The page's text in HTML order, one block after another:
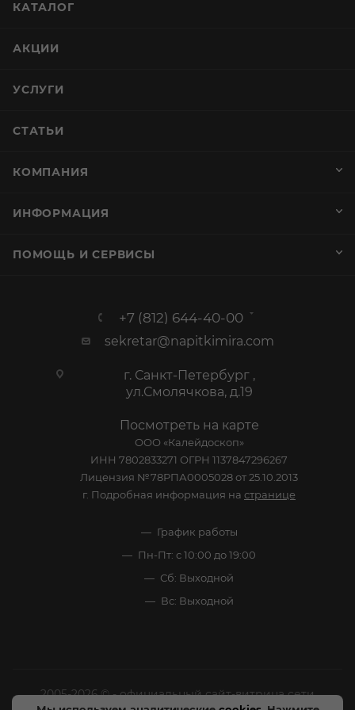
КАТАЛОГ
АКЦИИ
УСЛУГИ
СТАТЬИ
КОМПАНИЯ
ИНФОРМАЦИЯ
ПОМОЩЬ И СЕРВИСЫ
+7 (812) 644-40-00
sekretar@napitkimira.com
г. Санкт-Петербург ,
ул.Смолячкова, д.19
Посмотреть на карте
ООО «Калейдоскоп»
ИНН 7802833271 ОГРН 1137847296267
Лицензия №78РПА0005028 от 25.10.2013
г. Подробная информация на странице
График работы
Пн-Пт: с 10:00 до 19:00
Сб: Выходной
Вс: Выходной
2005-2026 © - официальный сайт-витрина сети